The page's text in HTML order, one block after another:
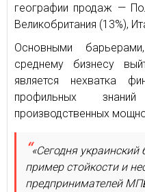
географии продаж —
Великобритания (13%),
Основными
среднему бизнесу
является нехватка
профильных
производственных
«Сегодня украинский
пример стойкости и
предпринимателей